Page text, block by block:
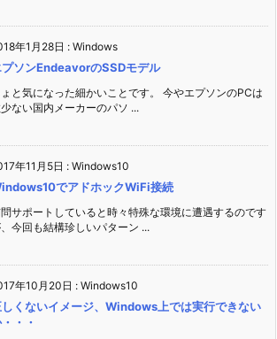
年1月28日 : Windows
プソンEndeavorのSSDモデル
と気になった細かいことです。 今やエプソンのPCは
ない国内メーカーのパソ ...
年11月5日 : Windows10
でアドホックWiFi接続
サポートしていると時々特殊な環境に遭遇するのです
今回も結構珍しいパターン ...
年10月20日 : Windows10
くないイメージ、Windows上では実行できない
・・